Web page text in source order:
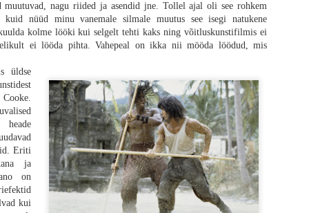
muutuvad, nagu riided ja asendid jne. Tollel ajal oli see rohkem
kuid nüüd minu vanemale silmale muutus see isegi natukene
kolme lööki kui selgelt tehti kaks ning võitluskunstifilmis ei
ei lööda pihta. Vahepeal on ikka nii mööda löödud, mis
üldse
Eriti
ja
on
kui
filmides ikka, ei ole oluline mitte koletised, vaid inimesed ning „28 aastat
Õudus on lihtsalt vahend, et uurida inimlikkust, mida siin näidatakse
kaugele tahaplaanile jäänud, et žanriliselt on tegemist puhta draamaga.
loo fookus on hoopis kusagil mujal. Tulemuseks on zombid, kes ei aja enam
et kuidas see film lõpu saab, siis isegi absurdihuumori abivahendid.
nakatunud, Teletupsud ja Power Rangers on kõik ühes lauses (ja
igasuguse võime publikule hirmu tekitada, mida on raske uskuda, sest
zombid (nakatunud), mis eales loodud. Võtame näiteks „28 nädalat
tipp - hirmutav, pingeline ja totaalne kunstiteos ühe põhilise karakteri
stseen koos paadis põgenemisega on kananahka toovalt ilus ja jube samal
kelle nägu on tuttav, kuid nimi ei meenu.